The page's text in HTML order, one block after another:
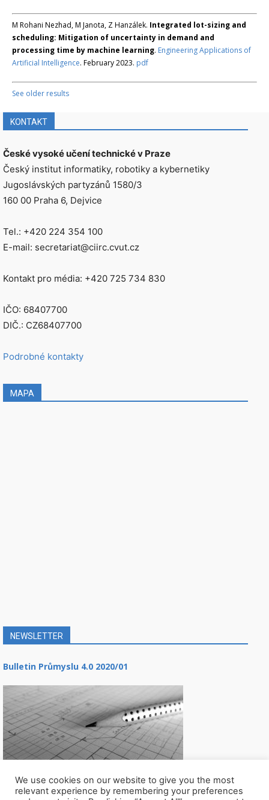
M Rohani Nezhad, M Janota, Z Hanzálek. Integrated lot-sizing and
scheduling: Mitigation of uncertainty in demand and
processing time by machine learning. Engineering Applications of
Artificial Intelligence. February 2023. pdf
See older results
KONTAKT
České vysoké učení technické v Praze
Český institut informatiky, robotiky a kybernetiky
Jugoslávských partyzánů 1580/3
160 00 Praha 6, Dejvice
Tel.: +420 224 354 100
E-mail: secretariat@ciirc.cvut.cz
Kontakt pro média: +420 725 734 830
IČO: 68407700
DIČ.: CZ68407700
Podrobné kontakty
MAPA
NEWSLETTER
Bulletin Průmyslu 4.0 2020/01
We use cookies on our website to give you the most
relevant experience by remembering your preferences